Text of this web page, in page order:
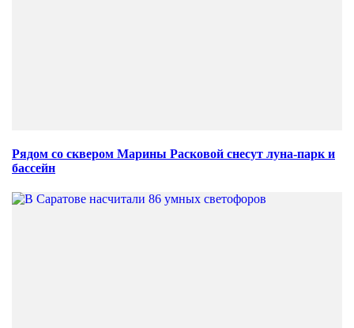
Рядом со сквером Марины Расковой снесут луна-парк и
бассейн